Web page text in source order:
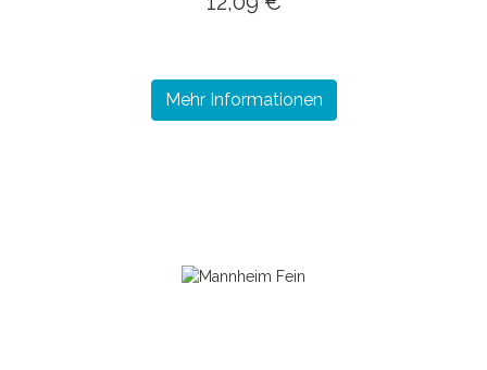
Mehr Informationen